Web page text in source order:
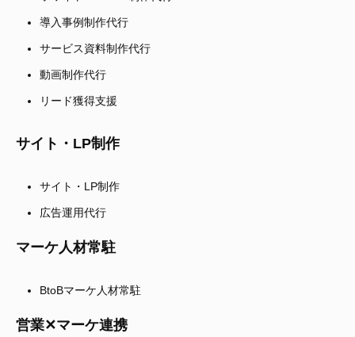
導入事例制作代行
サービス資料制作代行
動画制作代行
リード獲得支援
サイト・LP制作
サイト・LP制作
広告運用代行
マーケ人材常駐
BtoBマーケ人材常駐
営業✕マーケ連携